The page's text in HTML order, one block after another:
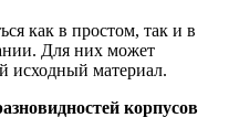
как в простом, так и в
Для них может
исходный материал.
корпусов